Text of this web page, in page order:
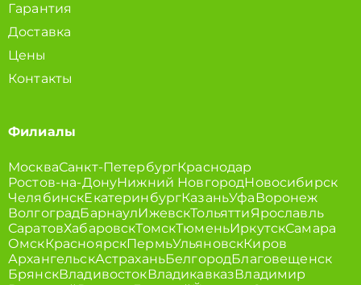
Гарантия
Доставка
Цены
Контакты
Филиалы
МоскваСанкт-ПетербургКраснодар
Ростов-на-ДонуНижний НовгородНовосибирск
ЧелябинскЕкатеринбургКазаньУфаВоронеж
ВолгоградБарнаулИжевскТольяттиЯрославль
СаратовХабаровскТомскТюменьИркутскСамара
ОмскКрасноярскПермьУльяновскКиров
АрхангельскАстраханьБелгородБлаговещенск
БрянскВладивостокВладикавказВладимир